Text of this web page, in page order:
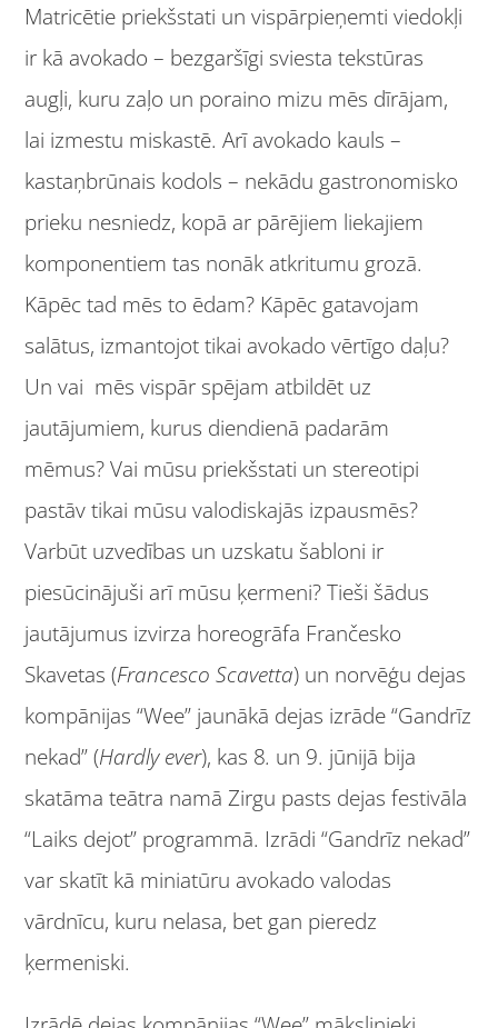
Matricētie priekšstati un vispārpieņemti viedokļi
ir kā avokado – bezgaršīgi sviesta tekstūras
augļi, kuru zaļo un poraino mizu mēs dīrājam,
lai izmestu miskastē. Arī avokado kauls –
kastaņbrūnais kodols – nekādu gastronomisko
prieku nesniedz, kopā ar pārējiem liekajiem
komponentiem tas nonāk atkritumu grozā.
Kāpēc tad mēs to ēdam? Kāpēc gatavojam
salātus, izmantojot tikai avokado vērtīgo daļu?
Un vai mēs vispār spējam atbildēt uz
jautājumiem, kurus diendienā padarām
mēmus? Vai mūsu priekšstati un stereotipi
pastāv tikai mūsu valodiskajās izpausmēs?
Varbūt uzvedības un uzskatu šabloni ir
piesūcinājuši arī mūsu ķermeni? Tieši šādus
jautājumus izvirza horeogrāfa Frančesko
Skavetas (Francesco Scavetta) un norvēģu dejas
kompānijas “Wee” jaunākā dejas izrāde “Gandrīz
nekad” (Hardly ever), kas 8. un 9. jūnijā bija
skatāma teātra namā Zirgu pasts dejas festivāla
“Laiks dejot” programmā. Izrādi “Gandrīz nekad”
var skatīt kā miniatūru avokado valodas
vārdnīcu, kuru nelasa, bet gan pieredz
ķermeniski.